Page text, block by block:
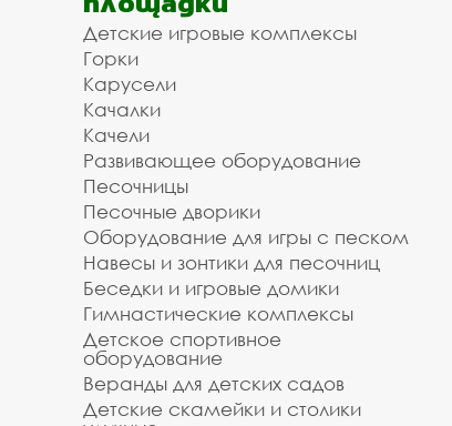
Детские игровые комплексы
Горки
Карусели
Качалки
Качели
Развивающее оборудование
Песочницы
Песочные дворики
Оборудование для игры с песком
Навесы и зонтики для песочниц
Беседки и игровые домики
Гимнастические комплексы
Детское спортивное
оборудование
Веранды для детских садов
Детские скамейки и столики